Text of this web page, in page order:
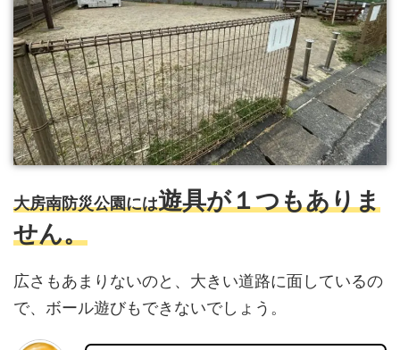
大房南防災公園には遊具が１つもありま
せん。
広さもあまりないのと、大きい道路に面しているの
で、ボール遊びもできないでしょう。